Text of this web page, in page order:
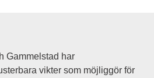
Gammelstad har
vikter som möjliggör för